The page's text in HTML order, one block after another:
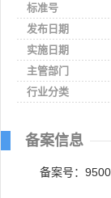
标准号
发布日期
实施日期
主管部门
行业分类
备案信息
备案号：